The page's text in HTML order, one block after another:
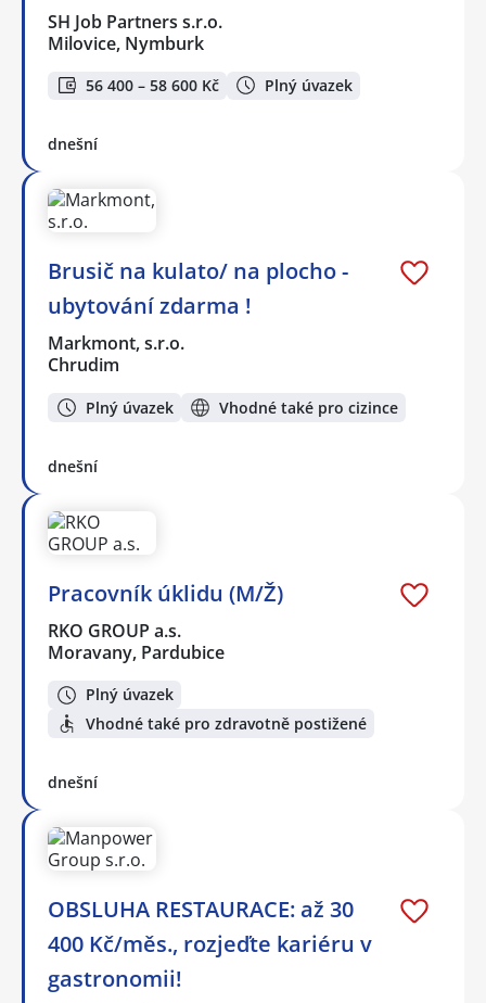
SH Job Partners s.r.o.
Milovice, Nymburk
56 400 – 58 600 Kč Plný úvazek
dnešní
Brusič na kulato/ na plocho -
ubytování zdarma !
Markmont, s.r.o.
Chrudim
Plný úvazek Vhodné také pro cizince
dnešní
Pracovník úklidu (M/Ž)
RKO GROUP a.s.
Moravany, Pardubice
Plný úvazek
Vhodné také pro zdravotně postižené
dnešní
OBSLUHA RESTAURACE: až 30
400 Kč/měs., rozjeďte kariéru v
gastronomii!